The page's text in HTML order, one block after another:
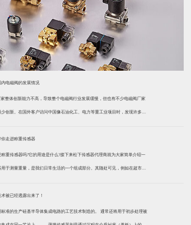
电磁阀的发展情况
整体创新能力不高，导致整个电磁阀行业发展缓慢，但也有不少电磁阀厂家
创新。在国外客户访问中国像石油化工、电力等重工业项目时，发现许多项
走进称重传感器
传感器吗?它的用途是什么?接下来松下传感器代理商就为大家简单介绍一
测量重量，是我们日常生活的一个组成部分。其随处可见，例如在超市柜
成。弹性体通常由钢
被已经透露出来了！
的生产硅基半导体集成电路的工艺技术制造的。 通常还将用于初步处理被